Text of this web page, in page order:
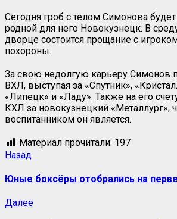
Сегодня гроб с телом Симонова
родной для него Новокузнецк. В
дворце состоится прощание с
похороны.
За свою недолгую карьеру Симонов
ВХЛ, выступая за «Спутник»,
«Липецк» и «Ладу». Также на его
КХЛ за новокузнецкий «Металлург»,
воспитанником он является.
Материал прочитали: 197
Назад
Юные боксёры отобрались на
Далее